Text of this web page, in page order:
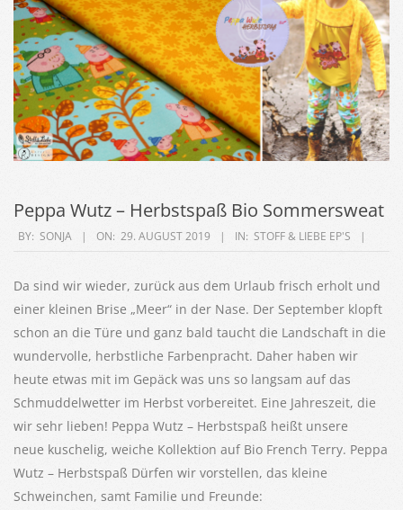
Peppa Wutz – Herbstspaß Bio Sommersweat
2019-
29
BY: SONJA ON: 29. AUGUST 2019 IN: STOFF & LIEBE EP'S
Da sind wir wieder, zurück aus dem Urlaub frisch erholt und
einer kleinen Brise „Meer“ in der Nase. Der September klopft
schon an die Türe und ganz bald taucht die Landschaft in die
wundervolle, herbstliche Farbenpracht. Daher haben wir
heute etwas mit im Gepäck was uns so langsam auf das
Schmuddelwetter im Herbst vorbereitet. Eine Jahreszeit, die
wir sehr lieben! Peppa Wutz – Herbstspaß heißt unsere
neue kuschelig, weiche Kollektion auf Bio French Terry. Peppa
Wutz – Herbstspaß Dürfen wir vorstellen, das kleine
Schweinchen, samt Familie und Freunde: